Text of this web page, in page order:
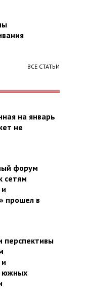
ВСЕ СТАТЬИ
на январь
не
форум
сетям
прошел в
перспективы
южных